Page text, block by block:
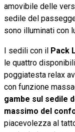
amovibile delle
sedile del
sono illuminati con
I sedili con il Pack
le quattro
poggiatesta relax
con funzione
gambe sul sedile
massimo del
piacevolezza al